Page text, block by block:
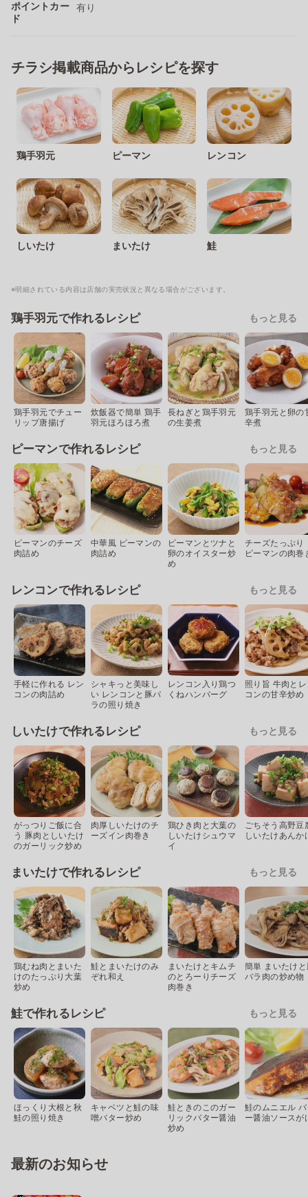
ポイントカー
ド
有り
チラシ掲載商品からレシピを探す
鶏手羽元 ピーマン レンコン
しいたけ まいたけ 鮭
※明細されている内容は店舗の実売状況と異なる場合がございます。
鶏手羽元で作れるレシピ もっと見る
鶏手羽元でチュー
リップ唐揚げ
炊飯器で簡単 鶏手
羽元ほろほろ煮
長ねぎと鶏手羽元
の生姜煮
鶏手羽元と卵の
辛煮
ピーマンで作れるレシピ もっと見る
ピーマンのチーズ
肉詰め
中華風 ピーマンの
肉詰め
ピーマンとツナと
卵のオイスター炒
め
チーズたっぷり
ピーマンの肉巻
レンコンで作れるレシピ もっと見る
手軽に作れる レン
コンの肉詰め
シャキっと美味し
い レンコンと豚バ
ラの照り焼き
レンコン入り鶏つ
くねハンバーグ
照り旨 牛肉と
コンの甘辛炒め
しいたけで作れるレシピ もっと見る
がっつりご飯に合
う 豚肉としいたけ
のガーリック炒め
肉厚しいたけのチ
ーズイン肉巻き
鶏ひき肉と大葉の
しいたけシュウマ
イ
ごちそう高野豆
しいたけあんか
まいたけで作れるレシピ もっと見る
鶏むね肉とまいた
けのたっぷり大葉
炒め
鮭とまいたけのみ
ぞれ和え
まいたけとキムチ
のとろーりチーズ
肉巻き
簡単 まいたけ
バラ肉の炒め物
鮭で作れるレシピ もっと見る
ほっくり大根と秋
鮭の照り焼き
キャベツと鮭の味
噌バター炒め
鮭ときのこのガー
リックバター醤油
炒め
鮭のムニエル
ー醤油ソースが
最新のお知らせ